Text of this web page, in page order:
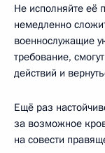
Не исполняйте её
немедленно
военнослужащие
требование,
действий и
Ещё раз
за возможное
на совести